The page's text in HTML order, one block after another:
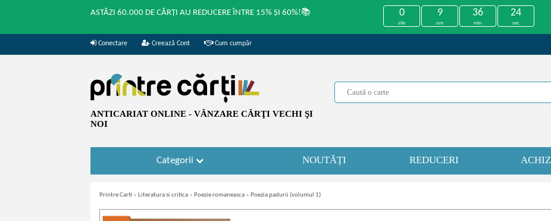
ASTĂZI 60.000 DE CĂRȚI AU REDUCERE ÎNTRE 15% ȘI 60%!📚 0
zile
9
ore
36
min
24
sec
Conectare Creează Cont Cum cumpăr
ANTICARIAT ONLINE - VÂNZARE CĂRŢI VECHI ŞI
NOI
Categorii NOUTĂȚI REDUCERI
Printre Carti » Literatura si critica » Poezie romaneasca » Poezia padurii (volumul 1)